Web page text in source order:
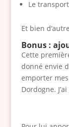
e
ie
u
p
o
h
te
re
io
!
la
y
m
ét
ri
e
z
e
m
pl
a
c
e
Le
Et bien
Bonus :
Cette
donné envie
emporter
Dordogne.